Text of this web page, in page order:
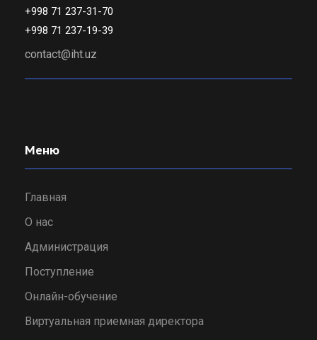
+998 71 237-31-70
+998 71 237-19-39
contact@iht.uz
Меню
Главная
О нас
Администрация
Поступление
Онлайн-обучение
Виртуальная приемная директора